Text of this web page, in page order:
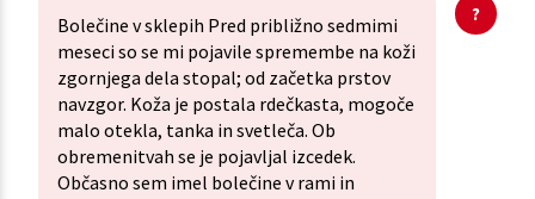
Bolečine v sklepih Pred približno sedmimi
meseci so se mi pojavile spremembe na koži
zgornjega dela stopal; od začetka prstov
navzgor. Koža je postala rdečkasta, mogoče
malo otekla, tanka in svetleča. Ob
obremenitvah se je pojavljal izcedek.
Občasno sem imel bolečine v rami in